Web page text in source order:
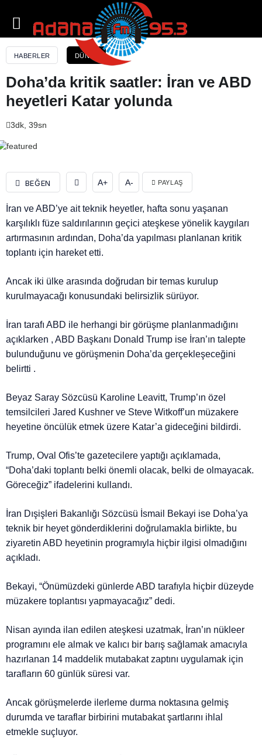
HABERLER DÜNYA
Doha’da kritik saatler: İran ve ABD
heyetleri Katar yolunda
3dk, 39sn
BEĞEN A+ A- PAYLAŞ
İran ve ABD’ye ait teknik heyetler, hafta sonu yaşanan
karşılıklı füze saldırılarının geçici ateşkese yönelik kaygıları
artırmasının ardından, Doha’da yapılması planlanan kritik
toplantı için hareket etti.
Ancak iki ülke arasında doğrudan bir temas kurulup
kurulmayacağı konusundaki belirsizlik sürüyor.
İran tarafı ABD ile herhangi bir görüşme planlanmadığını
açıklarken , ABD Başkanı Donald Trump ise İran’ın talepte
bulunduğunu ve görüşmenin Doha’da gerçekleşeceğini
belirtti .
Beyaz Saray Sözcüsü Karoline Leavitt, Trump’ın özel
temsilcileri Jared Kushner ve Steve Witkoff’un müzakere
heyetine öncülük etmek üzere Katar’a gideceğini bildirdi.
Trump, Oval Ofis’te gazetecilere yaptığı açıklamada,
“Doha’daki toplantı belki önemli olacak, belki de olmayacak.
Göreceğiz” ifadelerini kullandı.
İran Dışişleri Bakanlığı Sözcüsü İsmail Bekayi ise Doha’ya
teknik bir heyet gönderdiklerini doğrulamakla birlikte, bu
ziyaretin ABD heyetinin programıyla hiçbir ilgisi olmadığını
açıkladı.
Bekayi, “Önümüzdeki günlerde ABD tarafıyla hiçbir düzeyde
müzakere toplantısı yapmayacağız” dedi.
Nisan ayında ilan edilen ateşkesi uzatmak, İran’ın nükleer
programını ele almak ve kalıcı bir barış sağlamak amacıyla
hazırlanan 14 maddelik mutabakat zaptını uygulamak için
tarafların 60 günlük süresi var.
Ancak görüşmelerde ilerleme durma noktasına gelmiş
durumda ve taraflar birbirini mutabakat şartlarını ihlal
etmekle suçluyor.
Doha’da kritik saatler: İran ve ABD heyetleri Katar
yolunda